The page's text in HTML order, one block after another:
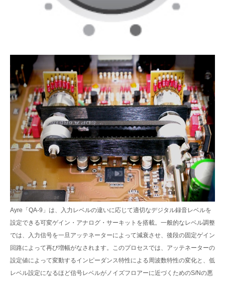
Ayre「QA-9」は、入力レベルの違いに応じて適切なデジタル録音レベルを
設定できる可変ゲイン・アナログ・サーキットを搭載。一般的なレベル調整
では、入力信号を一旦アッテネーターによって減衰させ、後段の固定ゲイン
回路によって再び増幅がなされます。このプロセスでは、アッテネーターの
設定値によって変動するインピーダンス特性による周波数特性の変化と、低
レベル設定になるほど信号レベルがノイズフロアーに近づくためのS/Nの悪